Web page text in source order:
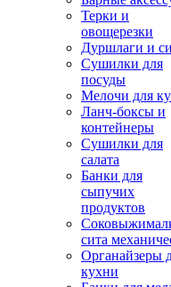
Терки и
овощерезки
Дуршлаги и
Сушилки для
посуды
Мелочи для
Ланч-боксы и
контейнеры
Сушилки для
салата
Банки для
сыпучих
продуктов
сита
Органайзеры
кухни